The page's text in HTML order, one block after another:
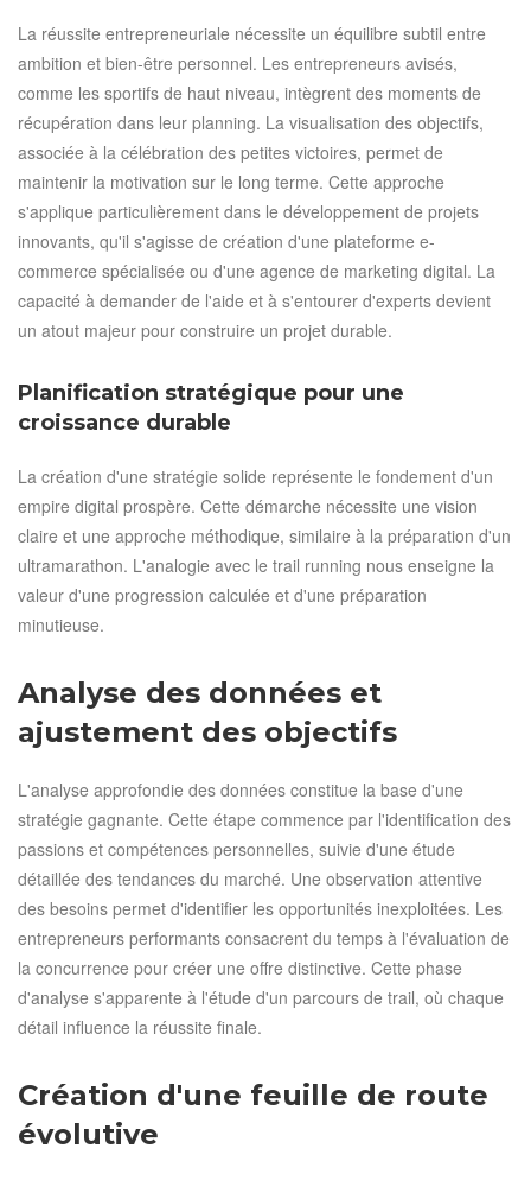
La réussite entrepreneuriale nécessite un équilibre subtil entre
ambition et bien-être personnel. Les entrepreneurs avisés,
comme les sportifs de haut niveau, intègrent des moments de
récupération dans leur planning. La visualisation des objectifs,
associée à la célébration des petites victoires, permet de
maintenir la motivation sur le long terme. Cette approche
s'applique particulièrement dans le développement de projets
innovants, qu'il s'agisse de création d'une plateforme e-
commerce spécialisée ou d'une agence de marketing digital. La
capacité à demander de l'aide et à s'entourer d'experts devient
un atout majeur pour construire un projet durable.
Planification stratégique pour une
croissance durable
La création d'une stratégie solide représente le fondement d'un
empire digital prospère. Cette démarche nécessite une vision
claire et une approche méthodique, similaire à la préparation d'un
ultramarathon. L'analogie avec le trail running nous enseigne la
valeur d'une progression calculée et d'une préparation
minutieuse.
Analyse des données et
ajustement des objectifs
L'analyse approfondie des données constitue la base d'une
stratégie gagnante. Cette étape commence par l'identification des
passions et compétences personnelles, suivie d'une étude
détaillée des tendances du marché. Une observation attentive
des besoins permet d'identifier les opportunités inexploitées. Les
entrepreneurs performants consacrent du temps à l'évaluation de
la concurrence pour créer une offre distinctive. Cette phase
d'analyse s'apparente à l'étude d'un parcours de trail, où chaque
détail influence la réussite finale.
Création d'une feuille de route
évolutive